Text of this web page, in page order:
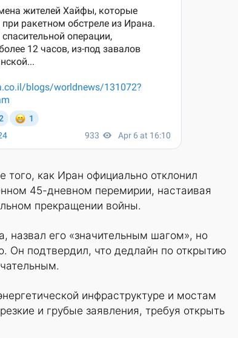
того, как Иран официально отклонил
45-дневном перемирии, настаивая
прекращении войны.
назвал его «значительным шагом», но
Он подтвердил, что дедлайн по открытию
инфраструктуре и мостам
и грубые заявления, требуя открыть